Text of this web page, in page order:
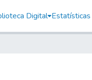
Digital Estatísticas